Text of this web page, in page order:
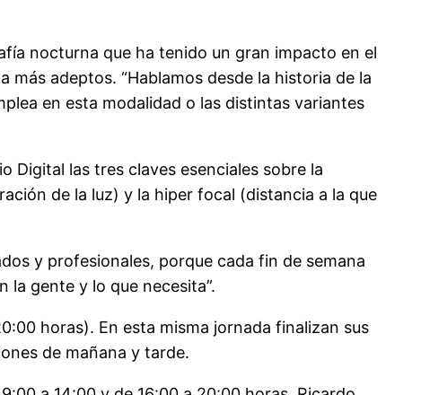
nocturna que ha tenido un gran impacto en el
adeptos. “Hablamos desde la historia de la
en esta modalidad o las distintas variantes
Digital las tres claves esenciales sobre la
de la luz) y la hiper focal (distancia a la que
y profesionales, porque cada fin de semana
gente y lo que necesita”.
horas). En esta misma jornada finalizan sus
de mañana y tarde.